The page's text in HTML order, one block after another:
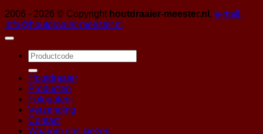
2006 - 2026 © Copyright houtdraaier-meester.nl , e-mail:
info@houtdraaier-meester.nl
Zoeken
naar:
Houtdraaier
Producten
Fotogalerij
Verzending
Contact
Waarom ons kiezen